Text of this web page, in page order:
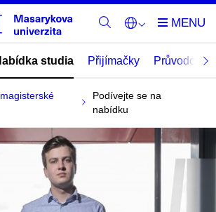
studia Přijímačky Průvodce
Podívejte se na
nabídku